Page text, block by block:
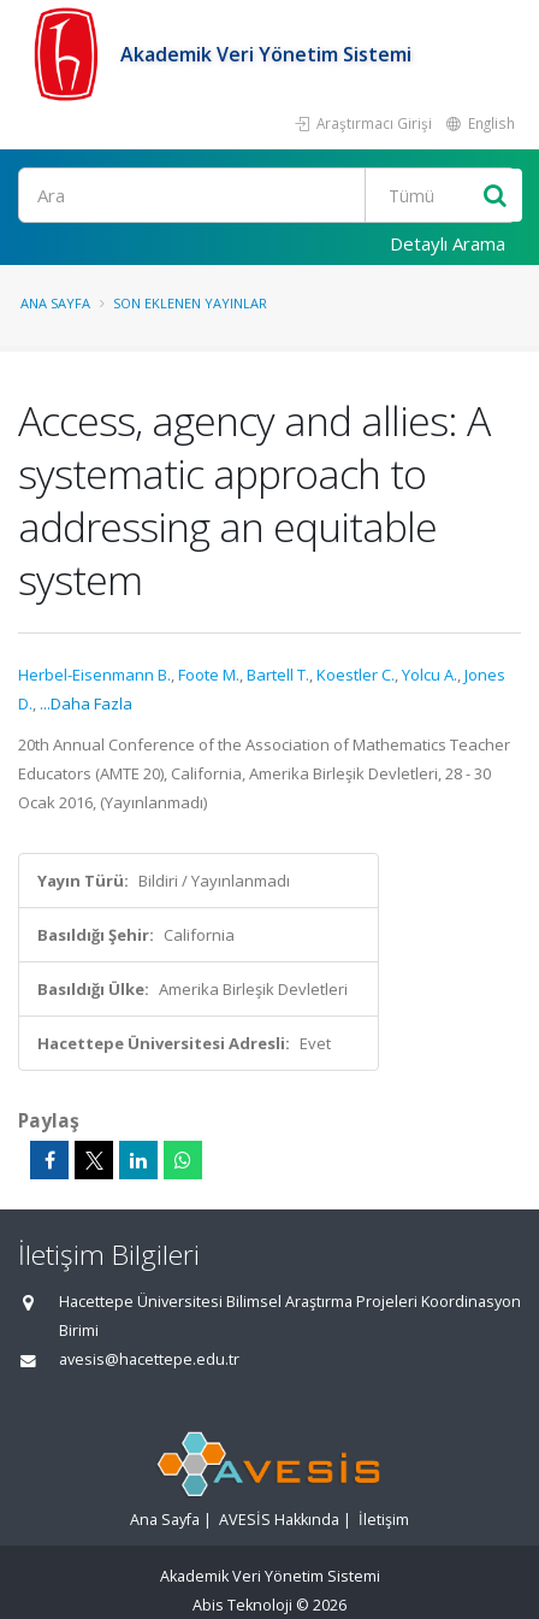
Akademik Veri Yönetim Sistemi
Araştırmacı Girişi English
Ara
Detaylı Arama
ANA SAYFA SON EKLENEN YAYINLAR
Access, agency and allies: A
systematic approach to
addressing an equitable
system
Herbel-Eisenmann B.,Foote M.,Bartell T.,Koestler C.,Yolcu A.,Jones
D., ...Daha Fazla
20th Annual Conference of the Association of Mathematics Teacher
Educators (AMTE 20), California, Amerika Birleşik Devletleri, 28 - 30
Ocak 2016, (Yayınlanmadı)
Yayın Türü: Bildiri / Yayınlanmadı
Basıldığı Şehir: California
Basıldığı Ülke: Amerika Birleşik Devletleri
Hacettepe Üniversitesi Adresli: Evet
Paylaş
İletişim Bilgileri
Hacettepe Üniversitesi Bilimsel Araştırma Projeleri Koordinasyon
Birimi
avesis@hacettepe.edu.tr
Ana Sayfa | AVESİS Hakkında | İletişim
Akademik Veri Yönetim Sistemi
Abis Teknoloji © 2026